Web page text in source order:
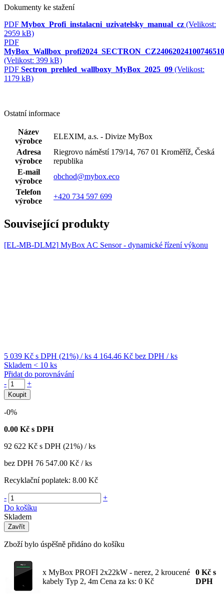
Dokumenty ke stažení
PDF Mybox_Profi_instalacni_uzivatelsky_manual_cz (Velikost:
2959 kB)
PDF
(Velikost: 399 kB)
PDF Sectron_prehled_wallboxy_MyBox_2025_09 (Velikost:
1179 kB)
Ostatní informace
Název
výrobce
ELEXIM, a.s. - Divize MyBox
Adresa
výrobce
Riegrovo náměstí 179/14, 767 01 Kroměříž, Česká
republika
E-mail
výrobce
obchod@mybox.eco
Telefon
výrobce
+420 734 597 699
Související produkty
[EL-MB-DLM2] MyBox AC Sensor - dynamické řízení výkonu
5 039 Kč s DPH (21%) / ks 4 164.46 Kč bez DPH / ks
Skladem < 10 ks
Přidat do porovnávání
-
+
Koupit
-0%
0.00 Kč s DPH
92 622 Kč s DPH (21%) / ks
bez DPH 76 547.00 Kč / ks
Recyklační poplatek: 8.00 Kč
-
+
Do košíku
Skladem
Zavřít
Zboží bylo úspěšně přidáno do košíku
x MyBox PROFI 2x22kW - nerez, 2 kroucené
kabely Typ 2, 4m Cena za ks: 0 Kč
0 Kč s
DPH